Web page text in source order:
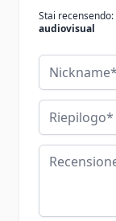
Stai recensendo:
audiovisual
Nickname
Riepilogo
Recensione